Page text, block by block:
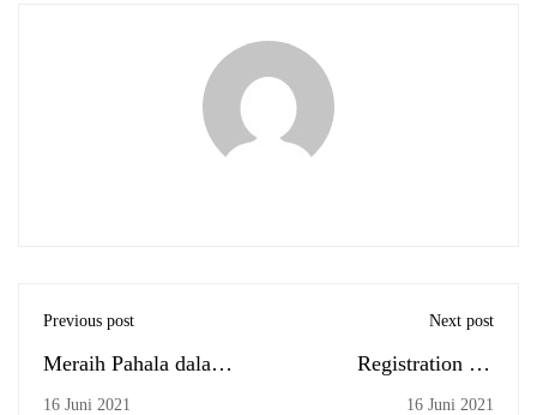
Previous post
Meraih Pahala dalam
Pemungutan Suara
16 Juni 2021
Next post
Registration for
Undergraduate Thesis
16 Juni 2021